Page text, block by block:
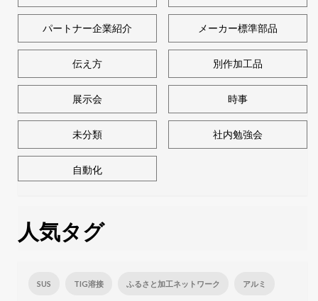
パートナー企業紹介 メーカー標準部品
伝え方 別作加工品
展示会 時事
未分類 社内勉強会
自動化
人気タグ
SUS TIG溶接 ふるさと加工ネットワーク アルミ